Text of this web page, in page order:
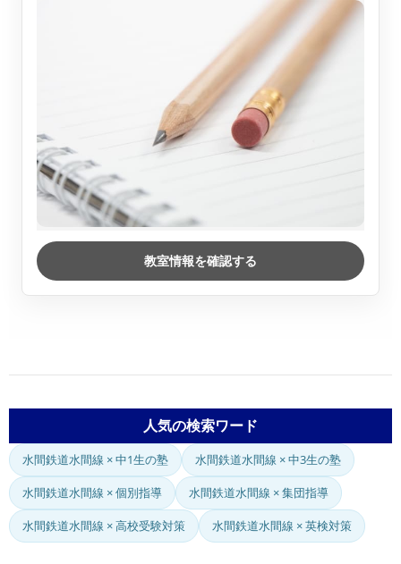
教室情報を確認する
人気の検索ワード
水間鉄道水間線 × 中1生の塾 水間鉄道水間線 × 中3生の塾
水間鉄道水間線 × 個別指導 水間鉄道水間線 × 集団指導
水間鉄道水間線 × 高校受験対策 水間鉄道水間線 × 英検対策